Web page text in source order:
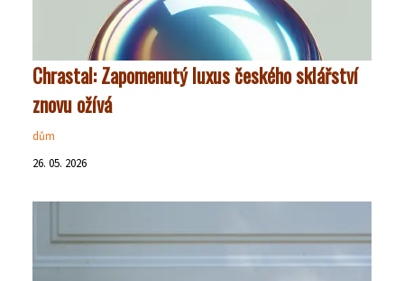
Chrastal: Zapomenutý luxus českého sklářství
znovu ožívá
dům
26. 05. 2026